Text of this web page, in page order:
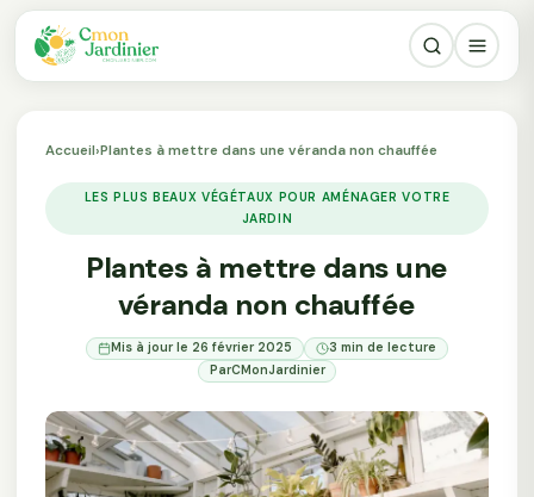
Accueil›Plantes à mettre dans une véranda non chauffée
LES PLUS BEAUX VÉGÉTAUX POUR AMÉNAGER VOTRE
JARDIN
Plantes à mettre dans une
véranda non chauffée
Mis à jour le 26 février 2025
3 min de lecture
ParCMonJardinier